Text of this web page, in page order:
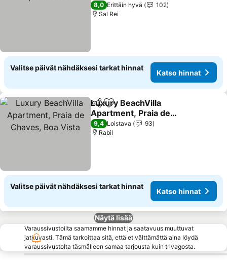
Katso hinnat
8,0 Erittäin hyvä
102
Sal Rei
Valitse päivät nähdäksesi tarkat hinnat
Katso hinnat
Jaa Lisää suosikkeihin
Luxury BeachVilla
Apartment, Praia de
Chaves, Boa Vista
Katso hinnat
9,4 Loistava
93
Rabil
Valitse päivät nähdäksesi tarkat hinnat
Katso hinnat
Näytä lisää
Varaussivustoilta saamamme hinnat ja saatavuus muuttuvat
jatkuvasti. Tämä tarkoittaa sitä, että et välttämättä aina löydä
varaussivustolta täsmälleen samaa tarjousta kuin trivagosta.